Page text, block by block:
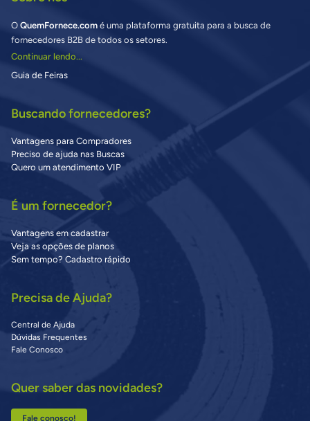
O QuemFornece.com é uma plataforma gratuita para a busca de
fornecedores B2B de todos os setores.
Continuar lendo...
Guia de Feiras
Buscando fornecedores?
Vantagens para Compradores
Preciso de ajuda nas Buscas
Quero um atendimento VIP
É um fornecedor?
Vantagens em cadastrar
Veja as opções de planos
Sem tempo? Cadastro rápido
Precisa de Ajuda?
Central de Ajuda
Dúvidas Frequentes
Fale Conosco
Quer saber das novidades?
Fale conosco!